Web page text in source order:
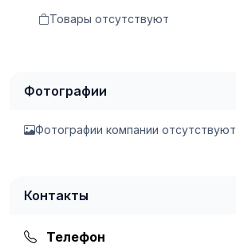
Товары отсутствуют
Фотографии
Фотографии компании отсутствуют
Контакты
Телефон